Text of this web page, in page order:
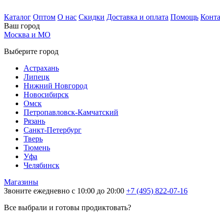
Каталог Оптом О нас Скидки Доставка и оплата Помощь
Ваш город
Москва и МО
Выберите город
Астрахань
Липецк
Нижний Новгород
Новосибирск
Омск
Петропавловск-Камчатский
Рязань
Санкт-Петербург
Тверь
Тюмень
Уфа
Челябинск
Магазины
Звоните ежедневно с 10:00 до 20:00 +7 (495) 822-07-16
Все выбрали и готовы продиктовать?